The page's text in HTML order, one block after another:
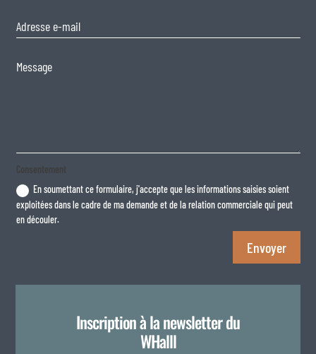
Consentement
En soumettant ce formulaire, j'accepte que les informations saisies soient
exploitées dans le cadre de ma demande et de la relation commerciale qui peut
en découler.
Envoyer
Inscription à la newsletter du
WHalll